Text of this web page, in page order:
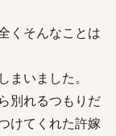
くそんなことは
いました。
別れるつもりだ
けてくれた許嫁